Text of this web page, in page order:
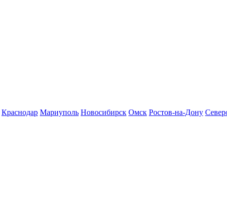
Краснодар Мариуполь Новосибирск Омск Ростов-на-Дону